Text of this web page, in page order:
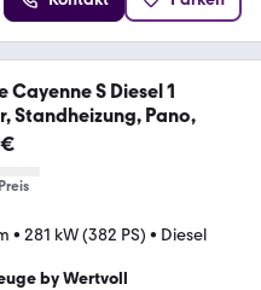
Cayenne S Diesel 1
Standheizung, Pano,
• 281 kW (382 PS) • Diesel
by Wertvoll